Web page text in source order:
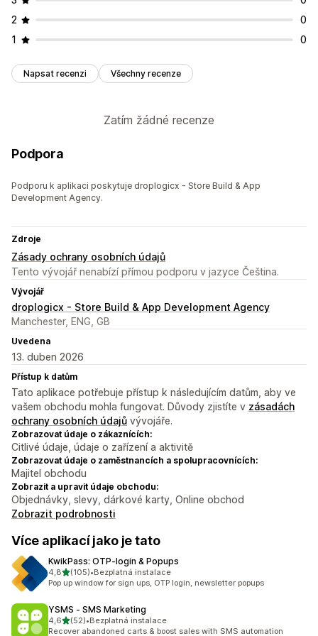
2
0
1
0
Napsat recenzi Všechny recenze
Zatím žádné recenze
Podpora
Podporu k aplikaci poskytuje droplogicx - Store Build & App
Development Agency.
Zdroje
Zásady ochrany osobních údajů
Tento vývojář nenabízí přímou podporu v jazyce Čeština.
Vývojář
droplogicx - Store Build & App Development Agency
Manchester, ENG, GB
Uvedena
13. duben 2026
Přístup k datům
Tato aplikace potřebuje přístup k následujícím datům, aby ve
vašem obchodu mohla fungovat. Důvody zjistíte v zásadách
ochrany osobních údajů vývojáře.
Zobrazovat údaje o zákaznících:
Citlivé údaje, údaje o zařízení a aktivitě
Zobrazovat údaje o zaměstnancích a spolupracovnících:
Majitel obchodu
Zobrazit a upravit údaje obchodu:
Objednávky, slevy, dárkové karty, Online obchod
Zobrazit podrobnosti
Více aplikací jako je tato
KwikPass: OTP‑login & Popups
4,8z 5 hvězd
(105)
Celkový počet recenzí: 105
•Bezplatná instalace
Pop up window for sign ups, OTP login, newsletter popups
YSMS ‑ SMS Marketing
4,6z 5 hvězd
(52)
Celkový počet recenzí: 52
•Bezplatná instalace
Recover abandoned carts & boost sales with SMS automation